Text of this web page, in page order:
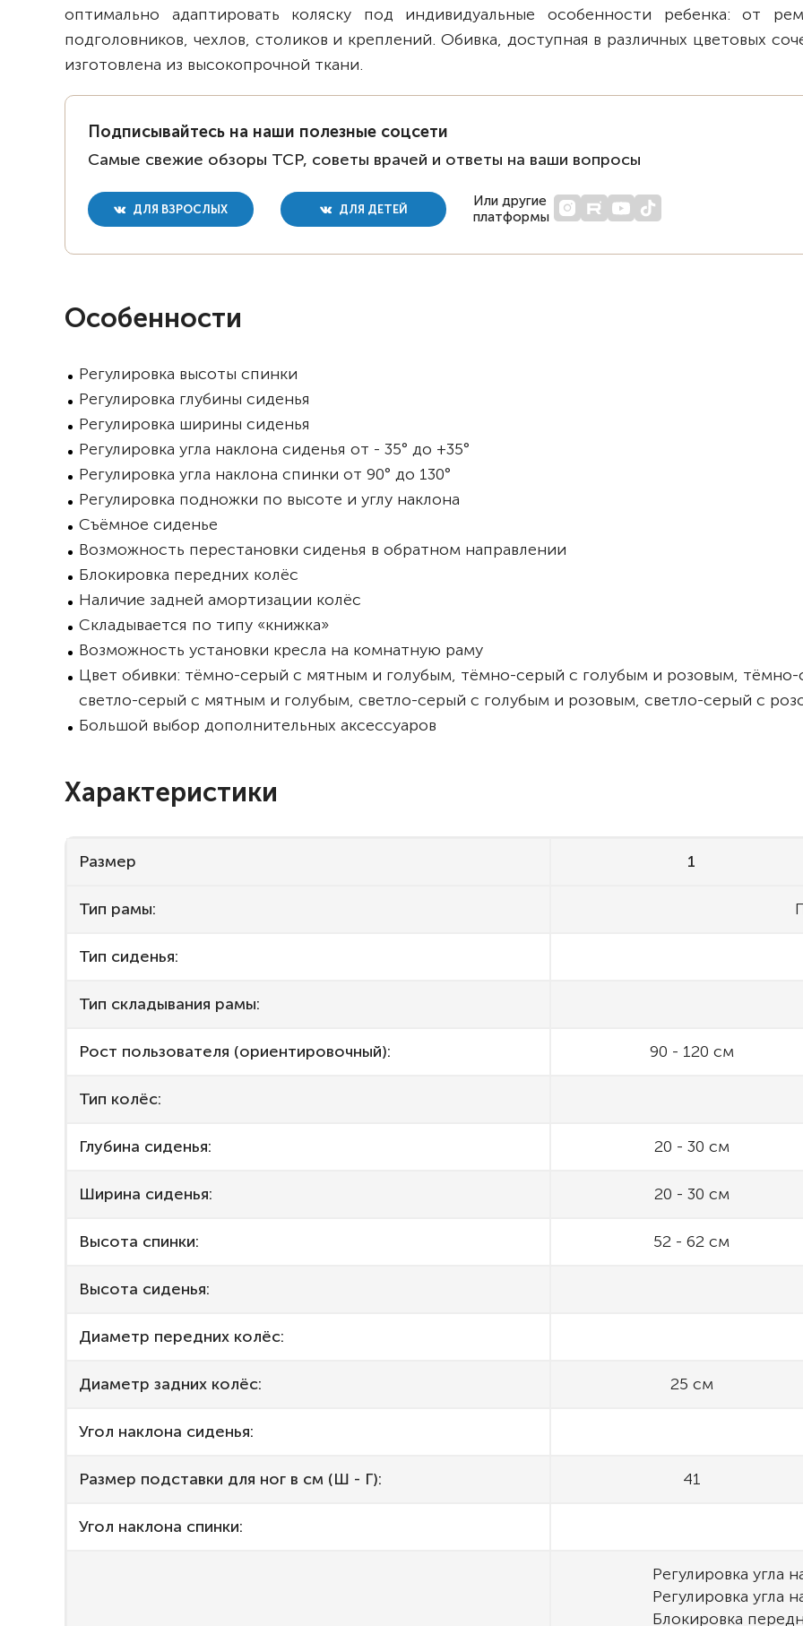
оптимально адаптировать коляску под индивидуальные особенности ребенка: от
подголовников, чехлов, столиков и креплений. Обивка, доступная в различных цветовых
изготовлена из высокопрочной ткани.
Подписывайтесь на наши полезные соцсети
Самые свежие обзоры ТСР, советы врачей и ответы на ваши вопросы
ДЛЯ ВЗРОСЛЫХ ДЛЯ ДЕТЕЙ
Или другие
платформы
Особенности
Регулировка высоты спинки
Регулировка глубины сиденья
Регулировка ширины сиденья
Регулировка угла наклона сиденья от - 35° до +35°
Регулировка угла наклона спинки от 90° до 130°
Регулировка подножки по высоте и углу наклона
Съёмное сиденье
Возможность перестановки сиденья в обратном направлении
Блокировка передних колёс
Наличие задней амортизации колёс
Складывается по типу «книжка»
Возможность установки кресла на комнатную раму
Цвет обивки: тёмно-серый с мятным и голубым, тёмно-серый с голубым и розовым,
светло-серый с мятным и голубым, светло-серый с голубым и розовым, светло-серый с
Большой выбор дополнительных аксессуаров
Характеристики
Размер 1
Тип рамы:
Тип сиденья:
Тип складывания рамы:
Рост пользователя (ориентировочный): 90 - 120 см
Тип колёс:
Глубина сиденья: 20 - 30 см
Ширина сиденья: 20 - 30 см
Высота спинки: 52 - 62 см
Высота сиденья:
Диаметр передних колёс:
Диаметр задних колёс: 25 см
Угол наклона сиденья:
Размер подставки для ног в см (Ш - Г): 41
Угол наклона спинки:
Регулировка угла
Регулировка угла
Блокировка